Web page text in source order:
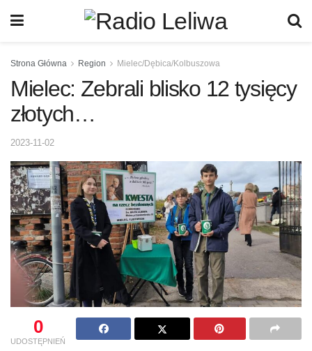
Strona Główna Region Mielec/Dębica/Kolbuszowa
Mielec: Zebrali blisko 12 tysięcy
złotych…
2023-11-02
0
UDOSTĘPNIEŃ